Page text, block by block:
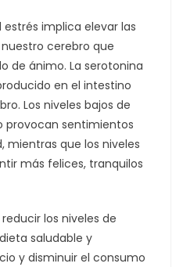
implica elevar las
cerebro que
de ánimo. La serotonina
en el intestino
Los niveles bajos de
provocan sentimientos
mientras que los niveles
más felices, tranquilos
los niveles de
saludable y
y disminuir el consumo